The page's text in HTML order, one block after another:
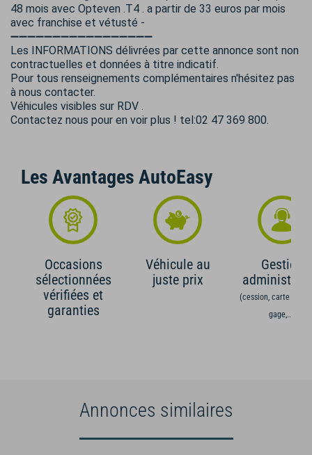
48 mois avec Opteven .T4 . a partir de 33 euros par mois
avec franchise et vétusté -
➖➖➖➖➖➖➖➖➖➖➖➖➖➖➖➖➖
Les INFORMATIONS délivrées par cette annonce sont non
contractuelles et données à titre indicatif.
Pour tous renseignements complémentaires n'hésitez pas
à nous contacter.
Véhicules visibles sur RDV .
Contactez nous pour en voir plus ! tel:02 47 369 800.
Les Avantages AutoEasy
Occasions
sélectionnées
vérifiées et
garanties
Véhicule au
juste prix
Gestion
(cession, carte grise,
gage,...)
Annonces similaires